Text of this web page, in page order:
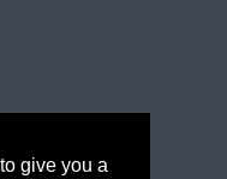
give you a